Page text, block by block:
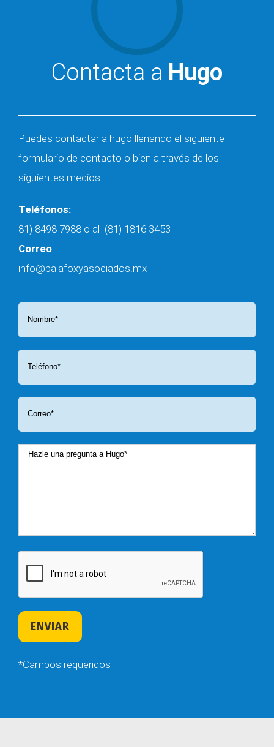
Contacta a Hugo
Puedes contactar a hugo llenando el siguiente
formulario de contacto o bien a través de los
siguientes medios:
Teléfonos:
81) 8498 7988 o al (81) 1816 3453
Correo:
info@palafoxyasociados.mx
*Campos requeridos